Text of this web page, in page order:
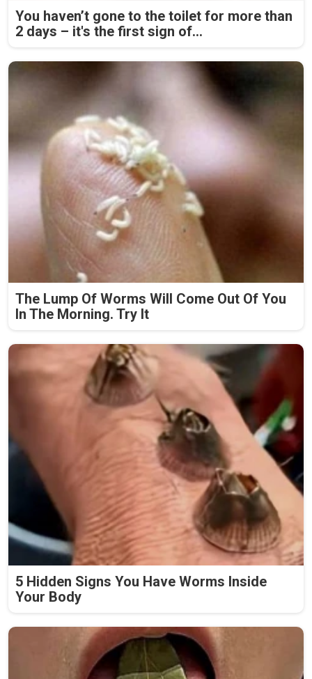
You haven’t gone to the toilet for more than
2 days – it's the first sign of...
The Lump Of Worms Will Come Out Of You
In The Morning. Try It
5 Hidden Signs You Have Worms Inside
Your Body